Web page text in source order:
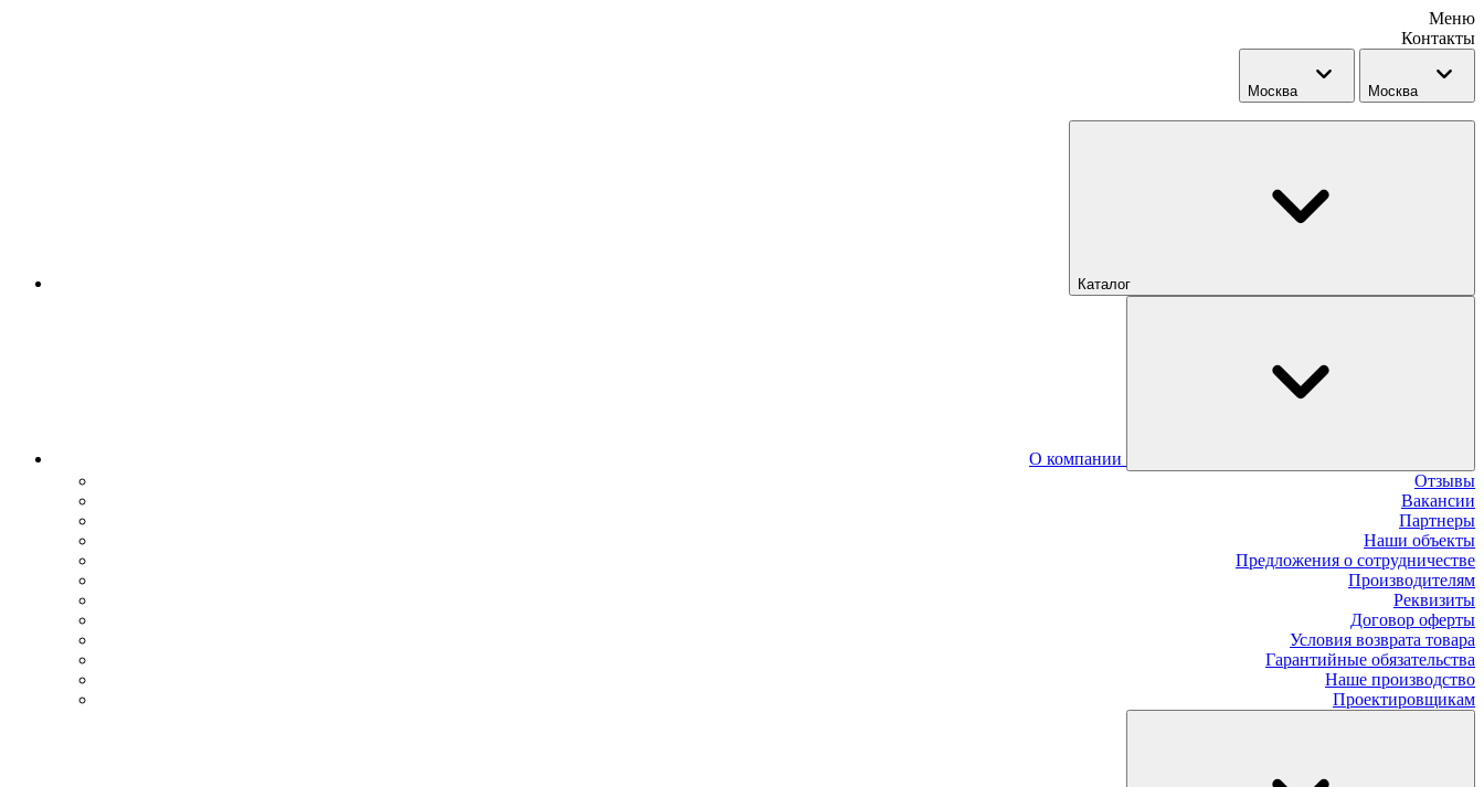
Меню
Контакты
Москва Москва
Каталог
О компании
Отзывы
Вакансии
Партнеры
Наши объекты
Предложения о сотрудничестве
Производителям
Реквизиты
Договор оферты
Условия возврата товара
Гарантийные обязательства
Наше производство
Проектировщикам